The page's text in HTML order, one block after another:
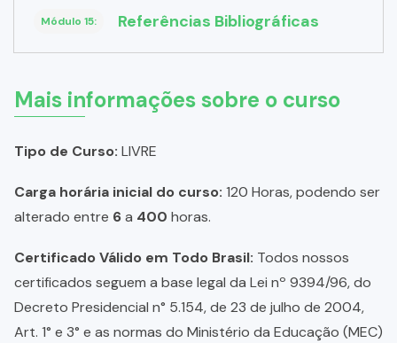
Módulo 15: Referências Bibliográficas
Mais informações sobre o curso
Tipo de Curso: LIVRE
Carga horária inicial do curso: 120 Horas, podendo ser
alterado entre 6a 400 horas.
Certificado Válido em Todo Brasil: Todos nossos
certificados seguem a base legal da Lei nº 9394/96, do
Decreto Presidencial n° 5.154, de 23 de julho de 2004,
Art. 1° e 3° e as normas do Ministério da Educação (MEC)